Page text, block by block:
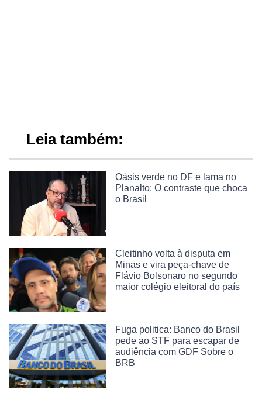
Leia também:
Oásis verde no DF e lama no
Planalto: O contraste que choca
o Brasil
Cleitinho volta à disputa em
Minas e vira peça-chave de
Flávio Bolsonaro no segundo
maior colégio eleitoral do país
Fuga politica: Banco do Brasil
pede ao STF para escapar de
audiência com GDF Sobre o
BRB